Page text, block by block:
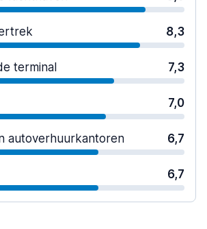
8,3
terminal 7,3
7,0
autoverhuurkantoren 6,7
6,7